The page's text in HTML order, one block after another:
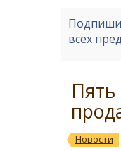
всех
Новости